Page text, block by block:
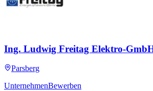
Ing. Ludwig Freitag Elektro-
Parsberg
UnternehmenBewerben